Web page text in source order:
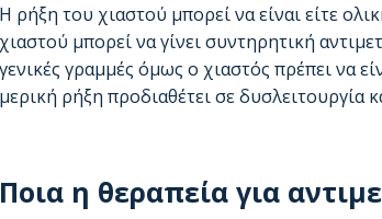
Η ρήξη του χιαστού μπορεί να είναι είτε
χιαστού μπορεί να γίνει συντηρητική
γενικές γραμμές όμως ο χιαστός πρέπει να
μερική ρήξη προδιαθέτει σε δυσλειτουργία
Ποια η θεραπεία για